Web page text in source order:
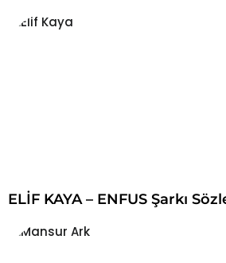
ELİF KAYA – ENFUS Şarkı